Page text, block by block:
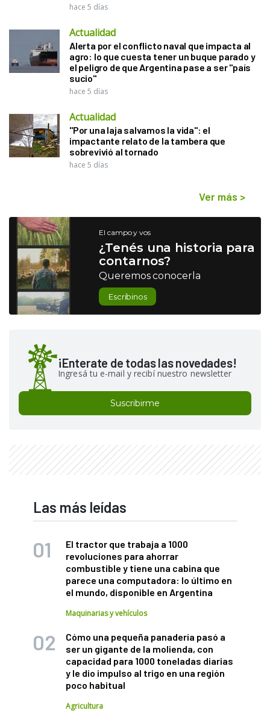
hace 5 días
Actualidad
Alerta por el conflicto naval que impacta al
agro: lo que cuesta tener un buque parado y
el peligro de que Argentina pase a ser "país
sucio"
hace 5 días
Actualidad
"Por una laja salvamos la vida": el
impactante relato de la tambera que
sobrevivió al tornado
hace 5 días
Ver más >
El campo y vos
¿Tenés una historia para
contarnos?
Queremos conocerla
Escribinos
¡Enterate de todas las novedades!
Ingresá tu e-mail y recibí nuestro newsletter
Suscribirme
Las más leídas
El tractor que trabaja a 1000
revoluciones para ahorrar
combustible y tiene una cabina que
parece una computadora: lo último en
el mundo, disponible en Argentina
Maquinarias y vehículos
Cómo una pequeña panadería pasó a
ser un gigante de la molienda, con
capacidad para 1000 toneladas diarias
y le dio impulso al trigo en una región
poco habitual
Agricultura